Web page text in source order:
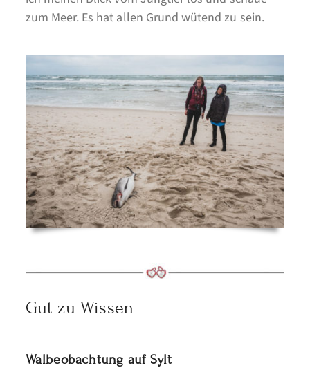
zum Meer. Es hat allen Grund wütend zu sein.
Gut zu Wissen
Walbeobachtung auf Sylt